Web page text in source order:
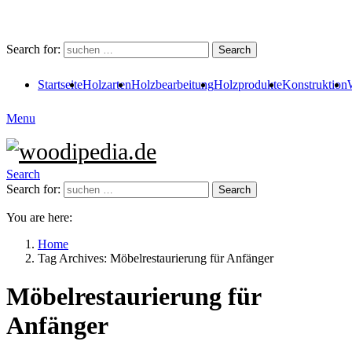
Search for: Search
StartseiteHolzartenHolzbearbeitungHolzprodukteKonstruktion
Menu
Search
Search for:
Search
You are here:
Home
Tag Archives: Möbelrestaurierung für Anfänger
Möbelrestaurierung für
Anfänger